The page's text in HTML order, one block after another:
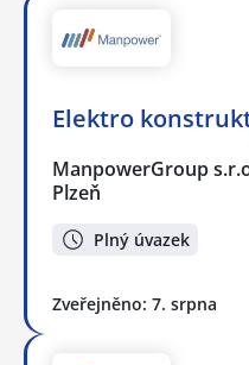
Elektro
ManpowerGroup
Plzeň
Plný úvazek
Zveřejněno: 7. srpna